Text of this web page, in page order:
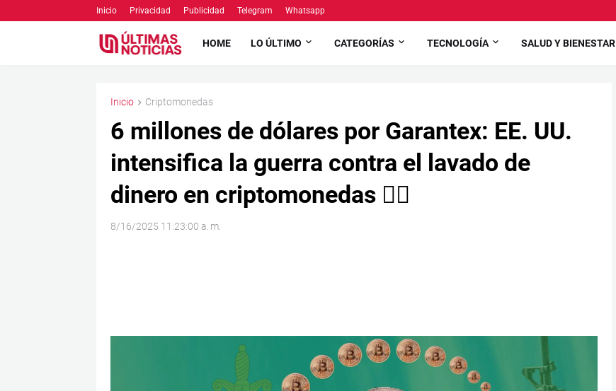
Inicio Privacidad Publicidad Telegram Whatsapp
HOME LO ÚLTIMO CATEGORÍAS TECNOLOGÍA SALUD Y BIENESTAR
Inicio Criptomonedas
6 millones de dólares por Garantex: EE. UU.
intensifica la guerra contra el lavado de
dinero en criptomonedas 🕵️‍♂️
8/16/2025 11:23:00 a. m.